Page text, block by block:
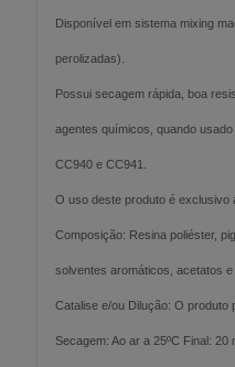
Disponível em sistema mixing
perolizadas).
Possui secagem rápida, boa
agentes químicos, quando
CC940 e CC941.
O uso deste produto é exclusivo
Composição: Resina poliéster,
solventes aromáticos, acetatos e
Catalise e/ou Dilução: O produto
Secagem: Ao ar a 25ºC Final: